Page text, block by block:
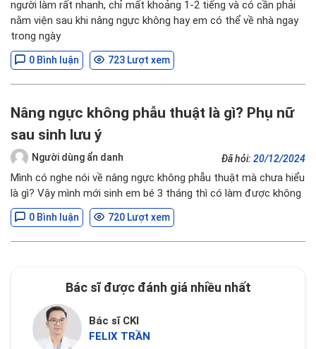
người làm rất nhanh, chỉ mất khoảng 1-2 tiếng và có cần phải
nằm viện sau khi nâng ngực không hay em có thể về nhà ngay
trong ngày
0 Bình luận 723 Lượt xem
Nâng ngực không phẫu thuật là gì? Phụ nữ
sau sinh lưu ý
Người dùng ẩn danh Đã hỏi: 20/12/2024
Mình có nghe nói về nâng ngực không phẫu thuật mà chưa hiểu
là gì? Vậy mình mới sinh em bé 3 tháng thì có làm được không
0 Bình luận 720 Lượt xem
Bác sĩ được đánh giá nhiều nhất
Bác sĩ CKI
FELIX TRẦN